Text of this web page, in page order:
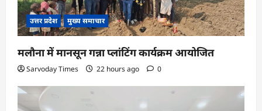
उत्तर प्रदेश मुख्य समाचार
मलौना में मानसून गन्ना प्लांटिंग कार्यक्रम आयोजित
Sarvoday Times 22 hours ago 0